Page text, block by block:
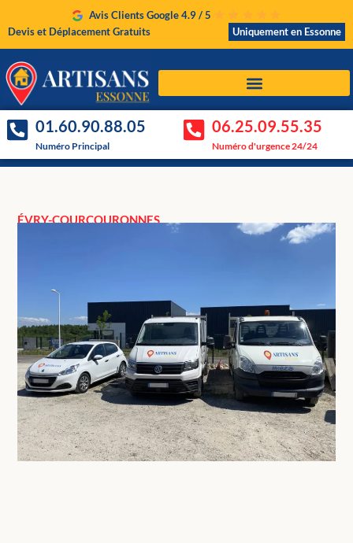
Avis Clients Google 4.9 / 5
Devis et Déplacement Gratuits
Uniquement en Essonne
01.60.90.88.05
Numéro Principal
06.25.09.55.35
Numéro d'urgence 24/24
ÉVRY-COURCOURONNES
Intervention rapide à Évry-
interviennent régulièrement à Évry-Courcouronnes.
Voir nos tarifs